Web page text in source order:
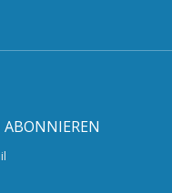
ABONNIEREN